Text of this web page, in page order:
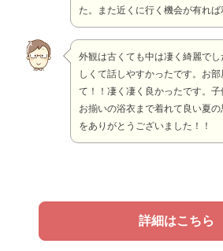
た。また近くに行く機会が有れば
外観は古くても中は凄く綺麗で
しくて話しやすかったです。お
て！！凄く凄く良かったです。子
お揃いの浴衣まで着れて良い夏
をありがとうございました！！
詳細はこちら